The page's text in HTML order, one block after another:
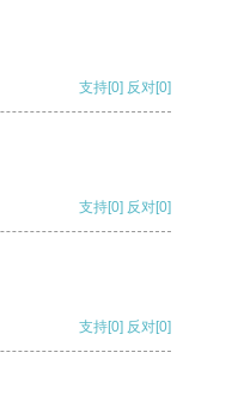
支持[0] 反对[0]
支持[0] 反对[0]
支持[0] 反对[0]